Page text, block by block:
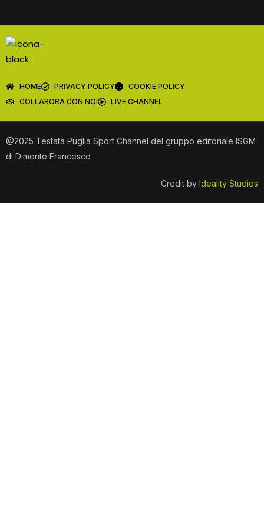
HOME PRIVACY POLICY
COOKIE POLICY
COLLABORA CON NOI
LIVE CHANNEL
@2025 Testata Puglia Sport Channel del gruppo editoriale ISGM
di Dimonte Francesco
Credit by Ideality Studios